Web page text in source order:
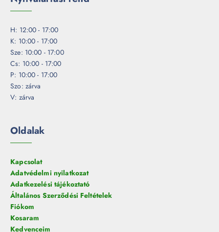
H: 12:00 - 17:00
K: 10:00 - 17:00
Sze: 10:00 - 17:00
Cs: 10:00 - 17:00
P: 10:00 - 17:00
Szo: zárva
V: zárva
Oldalak
Kapcsolat
Adatvédelmi nyilatkozat
Adatkezelési tájékoztató
Általános Szerződési Feltételek
Fiókom
Kosaram
Kedvenceim